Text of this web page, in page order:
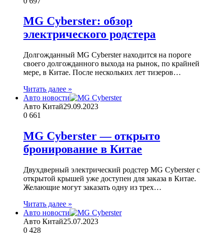
MG Cyberster: обзор
электрического родстера
Долгожданный MG Cyberster находится на пороге
своего долгожданного выхода на рынок, по крайней
мере, в Китае. После нескольких лет тизеров…
Читать далее »
Авто новости
Авто Китай29.09.2023
0 661
MG Cyberster — открыто
бронирование в Китае
Двухдверный электрический родстер MG Cyberster с
открытой крышей уже доступен для заказа в Китае.
Желающие могут заказать одну из трех…
Читать далее »
Авто новости
Авто Китай25.07.2023
0 428